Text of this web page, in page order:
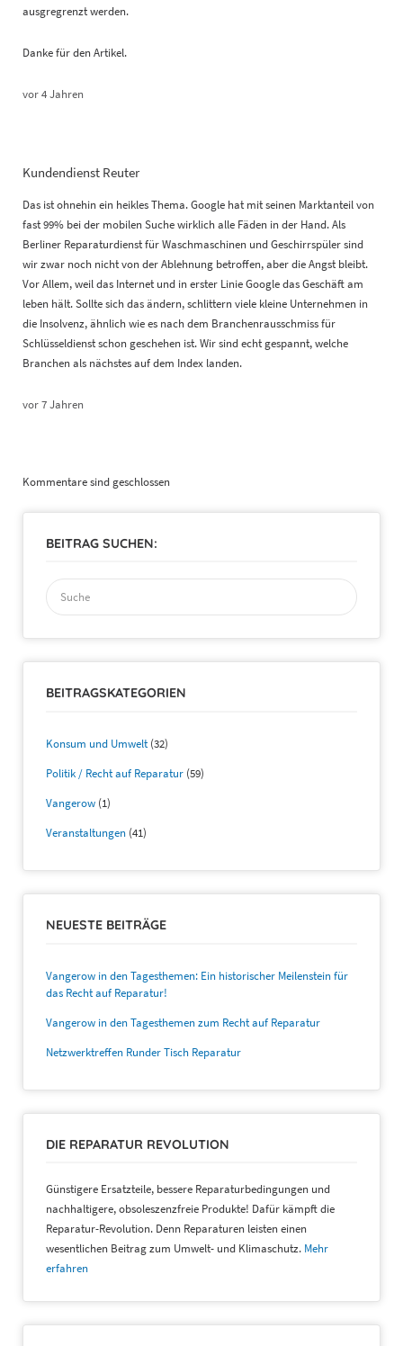
ausgregrenzt werden.
Danke für den Artikel.
vor 4 Jahren
Kundendienst Reuter
Das ist ohnehin ein heikles Thema. Google hat mit seinen Marktanteil von
fast 99% bei der mobilen Suche wirklich alle Fäden in der Hand. Als
Berliner Reparaturdienst für Waschmaschinen und Geschirrspüler sind
wir zwar noch nicht von der Ablehnung betroffen, aber die Angst bleibt.
Vor Allem, weil das Internet und in erster Linie Google das Geschäft am
leben hält. Sollte sich das ändern, schlittern viele kleine Unternehmen in
die Insolvenz, ähnlich wie es nach dem Branchenrausschmiss für
Schlüsseldienst schon geschehen ist. Wir sind echt gespannt, welche
Branchen als nächstes auf dem Index landen.
vor 7 Jahren
Kommentare sind geschlossen
BEITRAG SUCHEN:
Suchen
nach:
BEITRAGSKATEGORIEN
Konsum und Umwelt(32)
Politik / Recht auf Reparatur (59)
Vangerow (1)
Veranstaltungen (41)
NEUESTE BEITRÄGE
Vangerow in den Tagesthemen: Ein historischer Meilenstein für
das Recht auf Reparatur!
Vangerow in den Tagesthemen zum Recht auf Reparatur
Netzwerktreffen Runder Tisch Reparatur
DIE REPARATUR REVOLUTION
Günstigere Ersatzteile, bessere Reparaturbedingungen und
nachhaltigere, obsoleszenzfreie Produkte! Dafür kämpft die
Reparatur-Revolution. Denn Reparaturen leisten einen
wesentlichen Beitrag zum Umwelt- und Klimaschutz. Mehr
erfahren